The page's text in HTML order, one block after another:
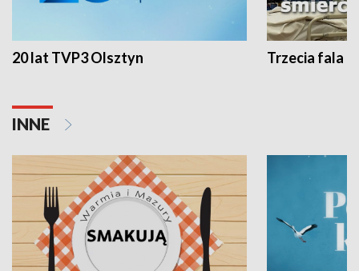
20 lat TVP3 Olsztyn Trzecia fala -
INNE